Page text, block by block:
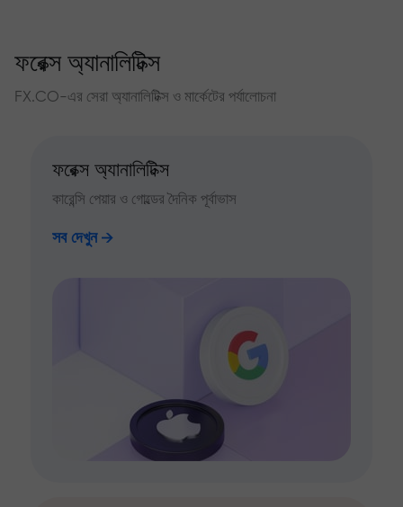
ফরেক্স অ্যানালিটিক্স
FX.CO-এর সেরা অ্যানালিটিক্স ও মার্কেটের পর্যালোচনা
ফরেক্স অ্যানালিটিক্স
কারেন্সি পেয়ার ও গোল্ডের দৈনিক পূর্বাভাস
সব দেখুন